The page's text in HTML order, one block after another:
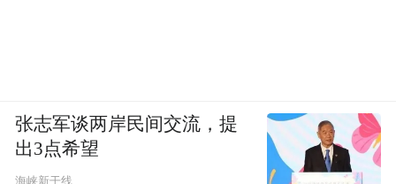
张志军谈两岸民间交流，提
出3点希望